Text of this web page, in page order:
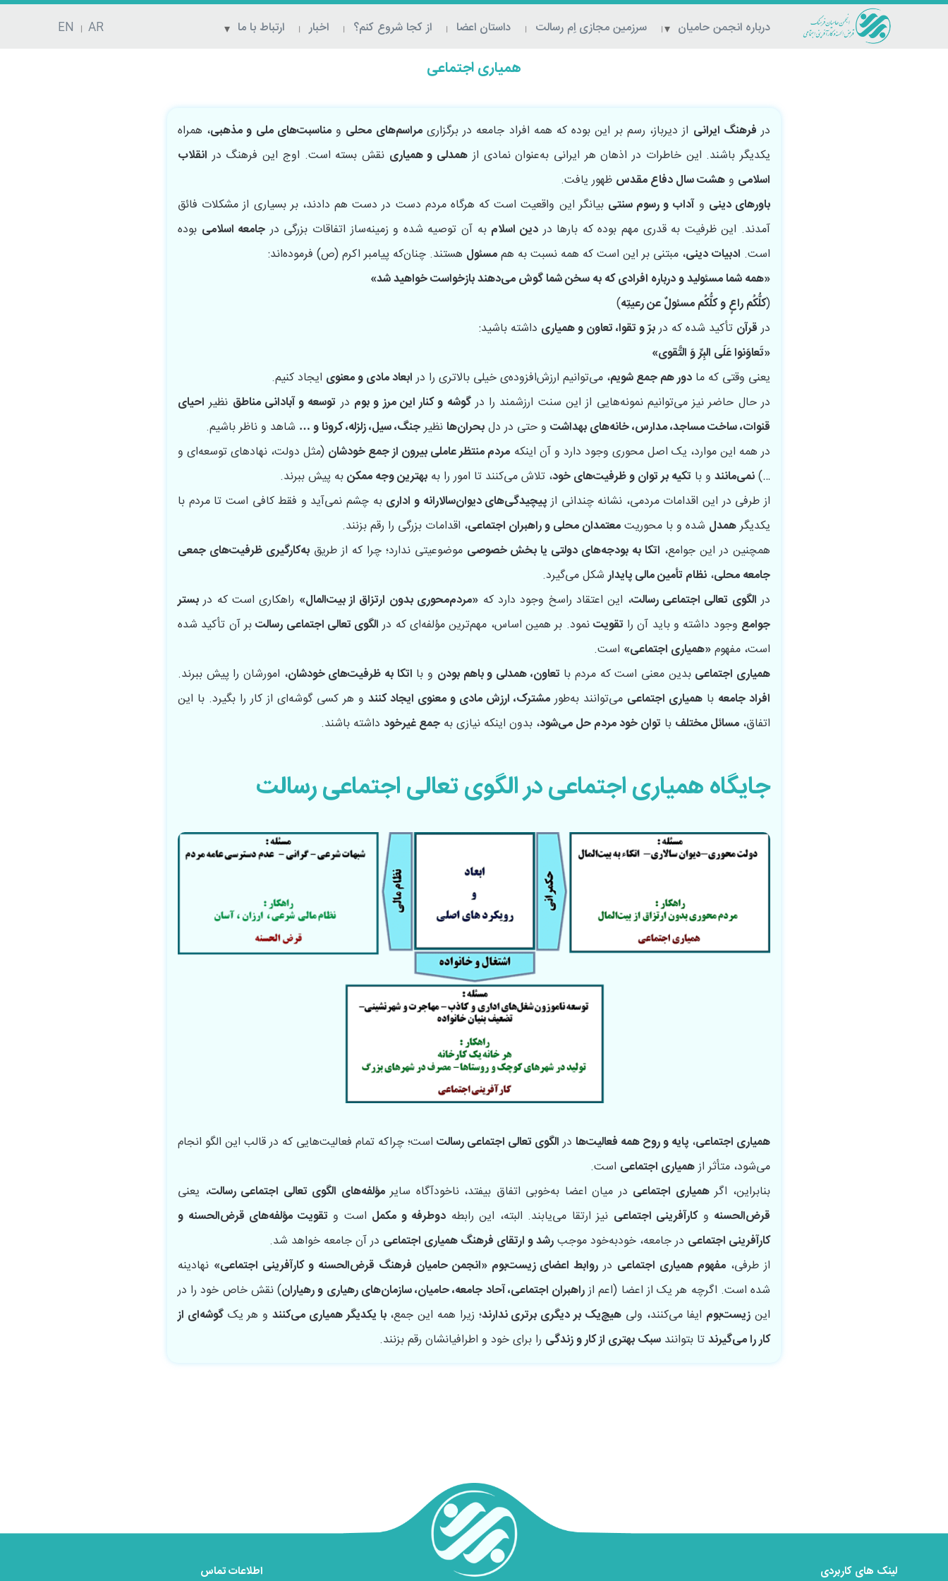
درباره انجمن حامیان سرزمین مجازی اِم‌ رسالت داستان اعضا از کجا شروع کنم؟ اخبار ارتباط با ما AR
EN
همیاری اجتماعی
در فرهنگ ایرانی از دیرباز، رسم بر این بوده که همه افراد جامعه در برگزاریمراسم‌های محلی ومناسبت‌های ملی و مذهبی، همراه
یکدیگر باشند. این خاطرات در اذهان هر ایرانی به‌عنوان نمادی از همدلی و همیاری نقش بسته است. اوج این فرهنگ در انقلاب
اسلامی وهشت سال دفاع مقدس ظهور یافت.
باورهای دینی و آداب و رسوم سنتی بیانگر این واقعیت است که هرگاه مردم دست در دست هم دادند، بر بسیاری از مشکلات فائق
آمدند. این ظرفیت به قدری مهم بوده که بارها دردین اسلام به آن توصیه شده و زمینه‌ساز اتفاقات بزرگی در جامعه اسلامی بوده
است. ادبیات دینی، مبتنی بر این است که همه نسبت به هممسئول هستند. چنان‌که پیامبر اکرم (ص) فرموده‌اند:
«همه شما مسئولید و درباره افرادی که به سخن شما گوش می‌دهند بازخواست خواهید شد»
(کلُّکُم راعٍ و کلُّکُم مسئولٌ عن رعیتِه)
درقرآن تأکید شده که دربرّ و تقوا، تعاون و همیاری داشته باشید:
«تَعاوَنوا عَلَی البِرِّ وَ التَّقوی»
یعنی وقتی که ما دور هم جمع شویم، می‌توانیم ارزش‌افزوده‌ی خیلی بالاتری را درابعاد مادی و معنوی ایجاد کنیم.
در حال حاضر نیز می‌توانیم نمونه‌هایی از این سنت ارزشمند را درگوشه‌ و کنار این مرز و بوم در توسعه و آبادانی مناطق نظیر احیای
قنوات، ساخت مساجد، مدارس، خانه‌های بهداشت و حتی در دلبحران‌هانظیرجنگ، سیل، زلزله، کرونا و … شاهد و ناظر باشیم.
در همه این موارد، یک اصل محوری وجود دارد و آن اینکه مردم منتظر عاملی بیرون از جمع خودشان (مثل دولت، نهادهای توسعه‌ای و
…)نمی‌مانند و با تکیه بر توان و ظرفیت‌های خود، تلاش می‌کنند تا امور را به بهترین وجه ممکنبه پیش ببرند.
از طرفی در این اقدامات مردمی، نشانه چندانی ازپیچیدگی‌های دیوان‌سالارانه و اداری به چشم نمی‌آید و فقط کافی است تا مردم با
یکدیگرهمدل شده و با محوریتمعتمدان محلی و راهبران اجتماعی، اقدامات بزرگی را رقم بزنند.
همچنین در این جوامع، اتکا به بودجه‌های دولتی یا بخش خصوصی موضوعیتی ندارد؛ چرا که از طریقبه‌کارگیری ظرفیت‌های جمعی
جامعه محلی، نظام تأمین مالی پایدارشکل می‌گیرد.
در الگوی تعالی اجتماعی رسالت، این اعتقاد راسخ وجود دارد که «مردم‌محوری بدون ارتزاق از بیت‌المال» راهکاری است که دربستر
جوامع وجود داشته و باید آن را تقویتنمود. بر همین اساس، مهم‌ترین مؤلفه‌ای که درالگوی تعالی اجتماعی رسالتبر آن تأکید شده
است، مفهوم«همیاری اجتماعی» است.
همیاری اجتماعی بدین معنی است که مردم با تعاون، همدلی و باهم‌ بودن و با اتکا به ظرفیت‌های خودشان، امورشان را پیش ببرند.
افراد جامعه با همیاری اجتماعی می‌توانند به‌طورمشترک، ارزش مادی و معنوی ایجاد کنند و هر کسی گوشه‌ای از کار را بگیرد. با این
اتفاق، مسائل مختلف با توان خود مردم حل می‌شود، بدون اینکه نیازی به جمع غیرخود داشته باشند.
جایگاه همیاری اجتماعی در الگوی تعالی اجتماعی رسالت
همیاری اجتماعی، پایه و روح همه فعالیت‌ها درالگوی تعالی اجتماعی رسالت است؛ چراکه تمام فعالیت‌هایی که در قالب این الگو انجام
می‌شود، متأثر ازهمیاری اجتماعی است.
بنابراین، اگرهمیاری اجتماعی در میان اعضا به‌خوبی اتفاق بیفتد، ناخودآگاه سایرمؤلفه‌های الگوی تعالی اجتماعی رسالت، یعنی
قرض‌الحسنه وکارآفرینی اجتماعی نیز ارتقا می‌یابند. البته، این رابطه دوطرفه و مکمل است و تقویت مؤلفه‌های قرض‌الحسنه و
کارآفرینی اجتماعی در جامعه، خودبه‌خود موجبرشد و ارتقای فرهنگ همیاری اجتماعی در آن جامعه خواهد شد.
از طرفی، مفهوم همیاری اجتماعی در روابط اعضای زیست‌بوم «انجمن حامیان فرهنگ قرض‌الحسنه و کارآفرینی اجتماعی» نهادینه
شده است. اگرچه هر یک از اعضا (اعم ازراهبران اجتماعی، آحاد جامعه، حامیان، سازمان‌های رهیاری و رهیاران) نقش خاص خود را در
این زیست‌بوم ایفا می‌کنند، ولیهیچ‌یک بر دیگری برتری ندارند؛ زیرا همه این جمع،با یکدیگر همیاری می‌کنندو هر یکگوشه‌ای از
کار را می‌گیرندتا بتوانند سبک بهتری از کار و زندگی را برای خود و اطرافیانشان رقم بزنند.
لینک های کاربردی اطلاعات تماس